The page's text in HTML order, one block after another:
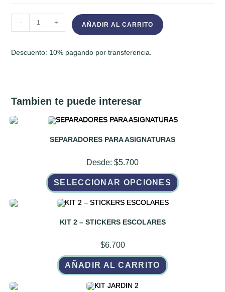
MOCHILA
DE
LISA
- + AÑADIR AL CARRITO
Descuento: 10% pagando por transferencia.
Tambien te puede interesar
SEPARADORES PARA ASIGNATURAS
Desde: $5.700
SELECCIONAR OPCIONES
KIT 2 – STICKERS ESCOLARES
$6.700
AÑADIR AL CARRITO